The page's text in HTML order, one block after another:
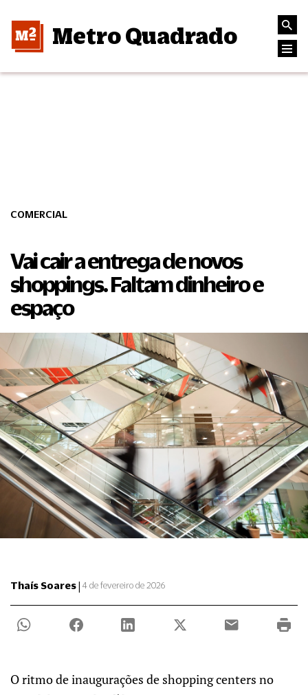
Metro Quadrado
COMERCIAL
Vai cair a entrega de novos
shoppings. Faltam dinheiro e
espaço
Thaís Soares| 4 de fevereiro de 2026
O ritmo de inaugurações de shopping centers no